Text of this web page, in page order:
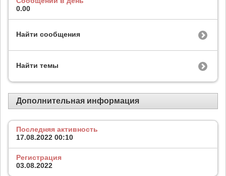
0.00
Найти сообщения
Найти темы
Дополнительная информация
Последняя активность
17.08.2022 00:10
Регистрация
03.08.2022